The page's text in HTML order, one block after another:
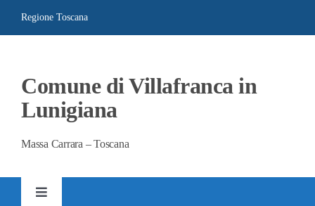
Regione Toscana
Comune di Villafranca in
Lunigiana
Massa Carrara – Toscana
Toggle